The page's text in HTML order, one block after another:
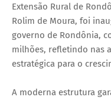
Extensão Rural de
Rolim de Moura, foi
governo de Rondônia,
milhões, refletindo nas
estratégica para o
A moderna estrutura